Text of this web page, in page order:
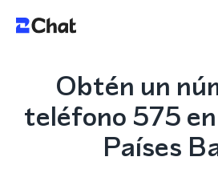
Obtén un
teléfono 575
Países